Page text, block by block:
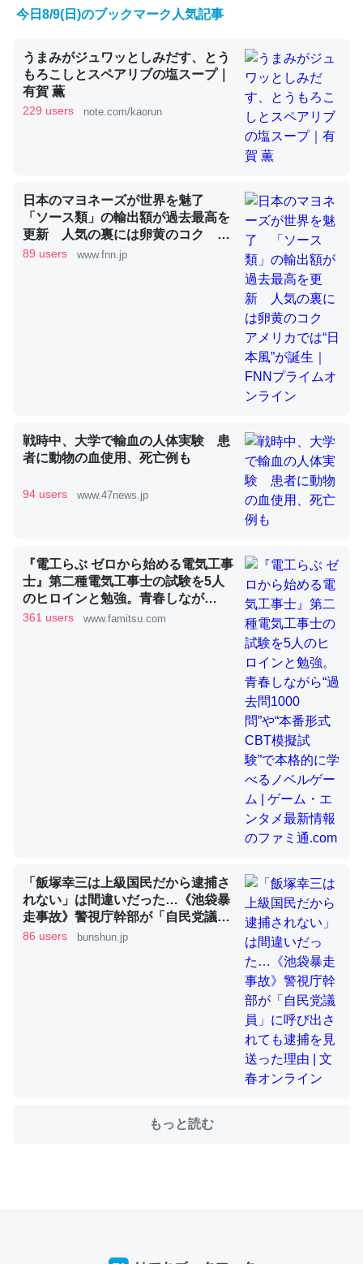
くらい。小説でいう「ずっと前の伏線」は回収されないけ
ど、短期記憶というには多い分量。進化すればするほど分
─GPTの仕組みと限界についての考察（１） - conceptualization
昆虫ってカルシウム少ないのか。知らんかった。調べたら
コオロギのカルシウム分はエビの600分の1程度。
─ニュース :: 【研究発表】昆虫学の大問題＝「昆虫はなぜ海にいな
論文では「淡水はカルシウムも酸素も不足してて両方に不
いる鋏角類（カブトガニ・ウミグモ）はカルシウムを使わ
ずキチンを強化してる筈だが、酵素が違うのか？
─ニュース :: 【研究発表】昆虫学の大問題＝「昆虫はなぜ海にいな
これを元に考えるとカルシウムを大量に使う脊椎動物と貝
類は苦労してるんだな…。腹足類だと殻を無くしてナメク
─ニュース :: 【研究発表】昆虫学の大問題＝「昆虫はなぜ海にいな
ウチもEchoを実家に置いて４年。でたまに覗いてる。ぼ
ちぼちRingも置こうかと画策中。あと、Googleマップで
位置情報を共有してる。電池残量や充電中かが分かるので
ちょうど同じ理由でEcho Show 8を設定中でした。Prime
とかSpotifyを支払う孝行もできる。一生で親と会える残
り時間を日数にすると1週間とかの人が多いそうだけど、
それを実質100倍以上に伸ばす効果があるはず……
─たまにLINEするくらいだった遠方の父67歳と僕。ITツール導入で
コミュニケーションが劇的に変化した｜tayorini by LIFULL介護
今日8/9(日)のブックマーク人気記事
うまみがジュワッとしみだす、とう
もろこしとスペアリブの塩スープ｜
有賀 薫
229 users note.com/kaorun
日本のマヨネーズが世界を魅了
「ソース類」の輸出額が過去最高を
更新 人気の裏には卵黄のコク ア
メリカでは“日本風”が誕生｜FNNプ
89 users www.fnn.jp
戦時中、大学で輸血の人体実験 患
者に動物の血使用、死亡例も
94 users www.47news.jp
『電工らぶ ゼロから始める電気工事
士』第二種電気工事士の試験を5人
のヒロインと勉強。青春しなが
ら“過去問1000問”や“本番形式CBT
361 users www.famitsu.com
「飯塚幸三は上級国民だから逮捕さ
れない」は間違いだった…《池袋暴
走事故》警視庁幹部が「自民党議
員」に呼び出されても逮捕を見送っ
86 users bunshun.jp
もっと読む